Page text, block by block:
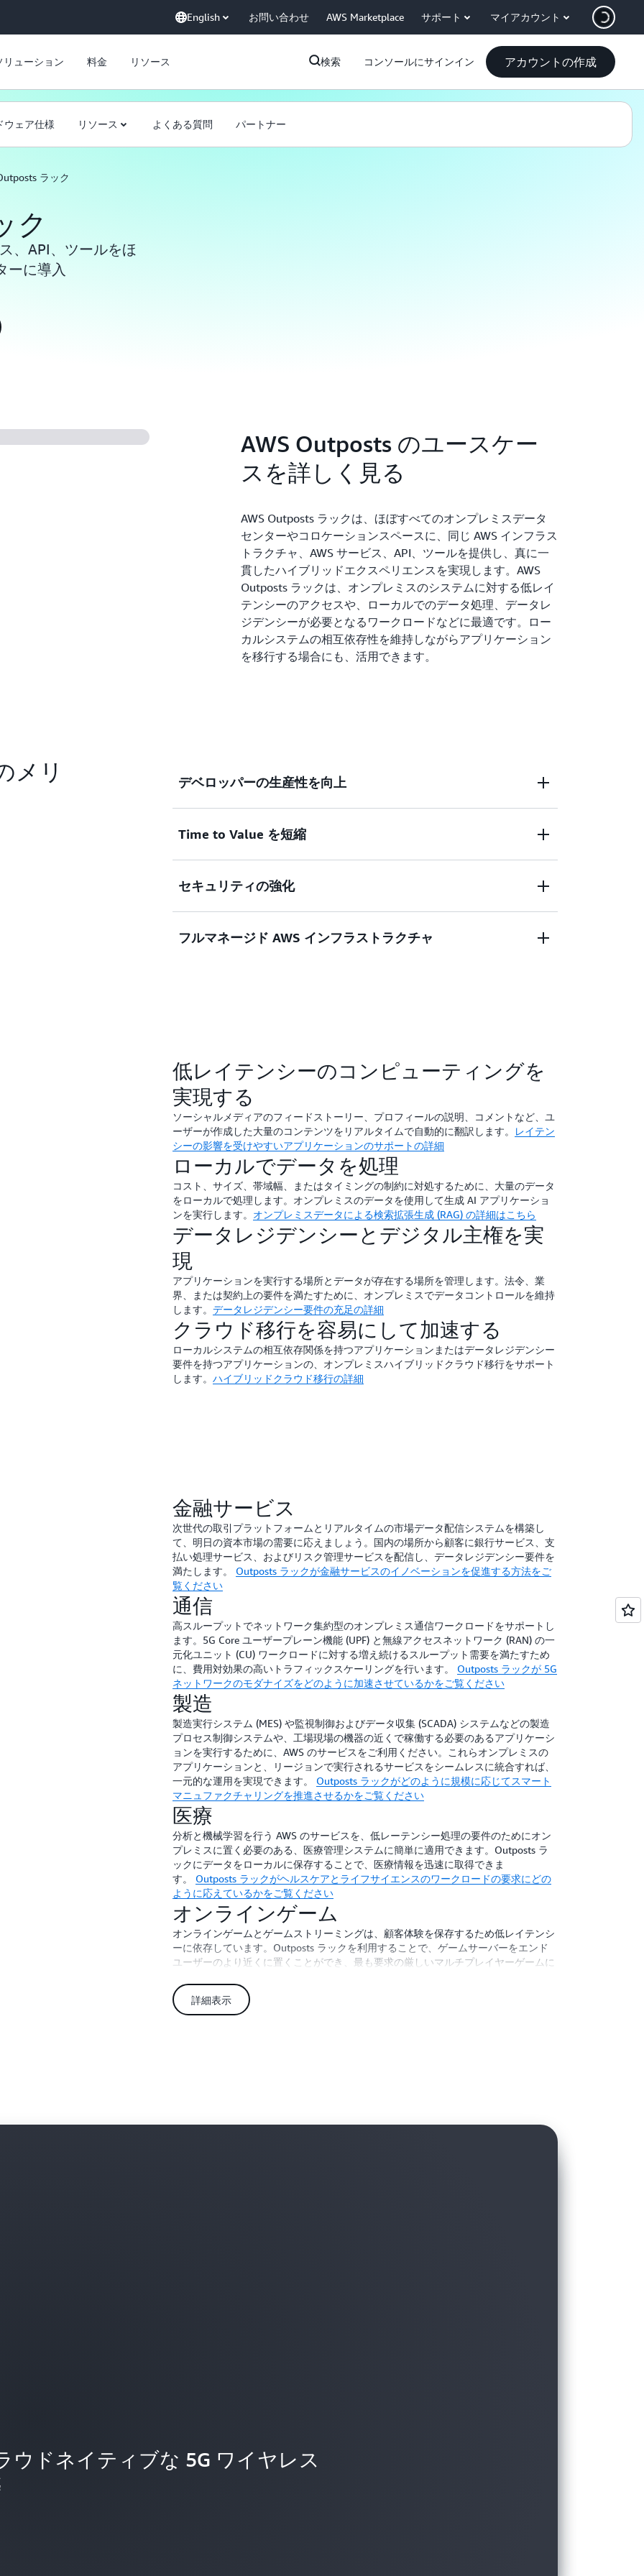
English お問い合わせ AWS Marketplace サポート マイアカウント
リューション 料金 リソース 検索 コンソールにサインイン アカウントの作成
ウェア仕様 リソース よくある質問 パートナー
ラック
ク
、API、ツールをほ
ーに導入
AWS Outposts のユースケー
スを詳しく見る
AWS Outposts ラックは、ほぼすべてのオンプレミスデータ
センターやコロケーションスペースに、同じ AWS インフラス
トラクチャ、AWS サービス、API、ツールを提供し、真に一
貫したハイブリッドエクスペリエンスを実現します。AWS
Outposts ラックは、オンプレミスのシステムに対する低レイ
テンシーのアクセスや、ローカルでのデータ処理、データレ
ジデンシーが必要となるワークロードなどに最適です。ロー
カルシステムの相互依存性を維持しながらアプリケーション
を移行する場合にも、活用できます。
メリ デベロッパーの生産性を向上
AWS リージョンとオンプレミス環境全体で共通の
API、継続的インテ
Time to Value を短縮
一度構築すれば、どこにでもデプロイできます。一貫した AWS インフ
セキュリティの強化
AWS Nitro Systemのセキュリティ上の利点をオンプレミス
でき
フルマネージド AWS インフラストラクチャ
低レイテンシーのコンピューティングを
実現する
ソーシャルメディアのフィードストーリー、プロフィールの説明、コメントなど、ユ
ーザーが作成した大量のコンテンツをリアルタイムで自動的に翻訳します。
レイテン
シーの影響を受けやすいアプリケーションのサポートの詳細
ローカルでデータを処理
コスト、サイズ、帯域幅、またはタイミングの制約に対処するために、大量のデータ
をローカルで処理します。オンプレミスのデータを使用して生成 AI アプリケーショ
ンを実行します。 オンプレミスデータによる検索拡張生成 (RAG) の詳細はこちら
データレジデンシーとデジタル主権を実
現
アプリケーションを実行する場所とデータが存在する場所を管理します。法令、業
界、または契約上の要件を満たすために、オンプレミスでデータコントロールを維持
します。 データレジデンシー要件の充足の詳細
クラウド移行を容易にして加速する
ローカルシステムの相互依存関係を持つアプリケーションまたはデータレジデンシー
要件を持つアプリケーションの、オンプレミスハイブリッドクラウド移行をサポート
します。 ハイブリッドクラウド移行の詳細
金融サービス
次世代の取引プラットフォームとリアルタイムの市場データ配信システムを構築し
て、明日の資本市場の需要に応えましょう。国内の場所から顧客に銀行サービス、支
払い処理サービス、およびリスク管理サービスを配信し、データレジデンシー要件を
満たします。 Outposts ラックが金融サービスのイノベーションを促進する方法をご
覧ください
通信
高スループットでネットワーク集約型のオンプレミス通信ワークロードをサポートし
ます。5G Core ユーザープレーン機能 (UPF) と無線アクセスネットワーク (RAN) の一
元化ユニット (CU) ワークロードに対する増え続けるスループット需要を満たすため
に、費用対効果の高いトラフィックスケーリングを行います。 Outposts ラックが 5G
ネットワークのモダナイズをどのように加速させているかをご覧ください
製造
製造実行システム (MES) や監視制御およびデータ収集 (SCADA) システムなどの製造
プロセス制御システムや、工場現場の機器の近くで稼働する必要のあるアプリケーシ
ョンを実行するために、AWS のサービスをご利用ください。これらオンプレミスの
アプリケーションと、リージョンで実行されるサービスをシームレスに統合すれば、
一元的な運用を実現できます。 Outposts ラックがどのように規模に応じてスマート
マニュファクチャリングを推進させるかをご覧ください
医療
分析と機械学習を行う AWS のサービスを、低レーテンシー処理の要件のためにオン
プレミスに置く必要のある、医療管理システムに簡単に適用できます。Outposts ラ
ックにデータをローカルに保存することで、医療情報を迅速に取得できま
す。 Outposts ラックがヘルスケアとライフサイエンスのワークロードの要求にどの
ように応えているかをご覧ください
オンラインゲーム
オンラインゲームとゲームストリーミングは、顧客体験を保存するため低レイテンシ
ーに依存しています。Outposts ラックを利用することで、ゲームサーバーをエンド
ユーザーのより近くに置くことができ、最も要求の厳しいマルチプレイヤーゲームに
イテンシーのマルチプレイヤーゲームを実現するかをご覧ください
ベッティングとゲーム
AWS のサービスを承認された場所に導入することで、市民の機密データを保護しな
詳細表示
ウドネイティブな 5G ワイヤレス
ジデンシー要件を順守しながら
ブリッドアーキテクチャを使用